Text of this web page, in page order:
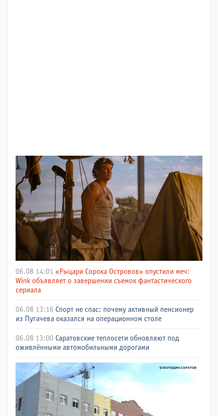
06.08 14:01 «Рыцари Сорока Островов» опустили меч:
Wink объявляет о завершении съемок фантастического
сериала
06.08 13:16 Спорт не спас: почему активный пенсионер
из Пугачева оказался на операционном столе
06.08 13:00 Саратовские теплосети обновляют под
оживлёнными автомобильными дорогами